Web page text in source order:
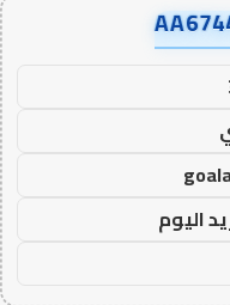
اليوم